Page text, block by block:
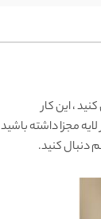
، این کار
مجزا داشته باشید